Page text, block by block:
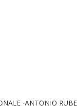
-ANTONIO